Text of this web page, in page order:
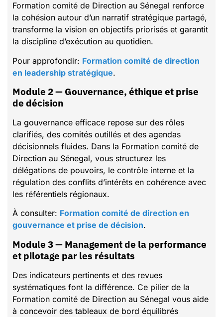
Formation comité de Direction au Sénegal renforce
la cohésion autour d’un narratif stratégique partagé,
transforme la vision en objectifs priorisés et garantit
la discipline d’exécution au quotidien.
Pour approfondir: Formation comité de direction
en leadership stratégique.
Module 2 — Gouvernance, éthique et prise
de décision
La gouvernance efficace repose sur des rôles
clarifiés, des comités outillés et des agendas
décisionnels fluides. Dans la Formation comité de
Direction au Sénegal, vous structurez les
délégations de pouvoirs, le contrôle interne et la
régulation des conflits d’intérêts en cohérence avec
les référentiels régionaux.
À consulter: Formation comité de direction en
gouvernance et prise de décision.
Module 3 — Management de la performance
et pilotage par les résultats
Des indicateurs pertinents et des revues
systématiques font la différence. Ce pilier de la
Formation comité de Direction au Sénegal vous aide
à concevoir des tableaux de bord équilibrés